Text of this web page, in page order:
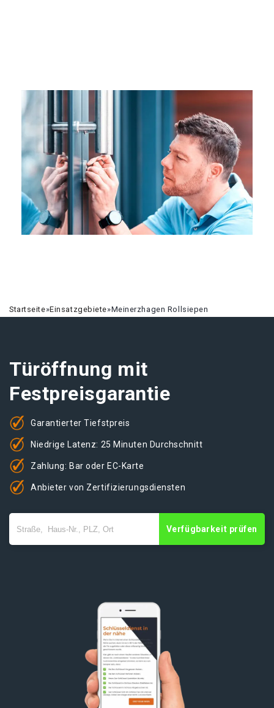
Startseite»Einsatzgebiete»Meinerzhagen Rollsiepen
Türöffnung mit
Festpreisgarantie
Garantierter Tiefstpreis
Niedrige Latenz: 25 Minuten Durchschnitt
Zahlung: Bar oder EC-Karte
Anbieter von Zertifizierungsdiensten
Verfügbarkeit prüfen